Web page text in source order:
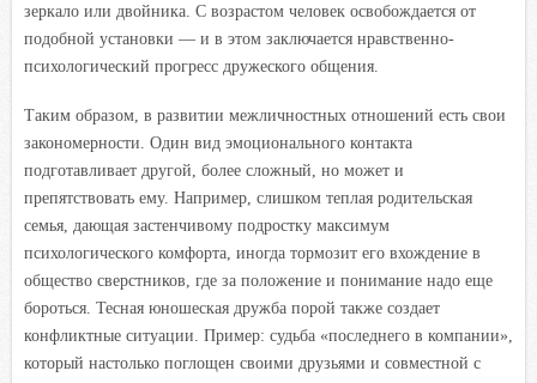
зеркало или двойника. С возрастом человек освобождается от
подобной установки — и в этом заключается нравственно-
психологический прогресс дружеского общения.
Таким образом, в развитии межличностных отношений есть свои
закономерности. Один вид эмоционального контакта
подготавливает другой, более сложный, но может и
препятствовать ему. Например, слишком теплая родительская
семья, дающая застенчивому подростку максимум
психологического комфорта, иногда тормозит его вхождение в
общество сверстников, где за положение и понимание надо еще
бороться. Тесная юношеская дружба порой также создает
конфликтные ситуации. Пример: судьба «последнего в компании»,
который настолько поглощен своими друзьями и совместной с